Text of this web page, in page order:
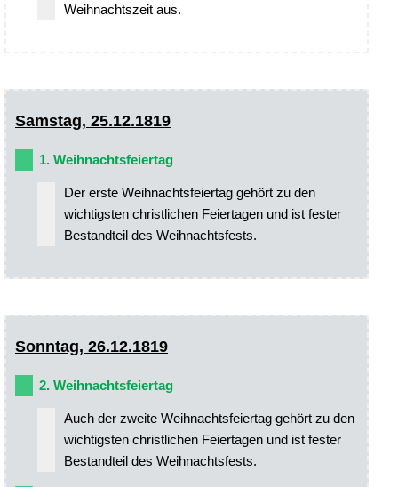
Weihnachtszeit aus.
Samstag, 25.12.1819
1. Weihnachtsfeiertag
Der erste Weihnachtsfeiertag gehört zu den
wichtigsten christlichen Feiertagen und ist fester
Bestandteil des Weihnachtsfests.
Sonntag, 26.12.1819
2. Weihnachtsfeiertag
Auch der zweite Weihnachtsfeiertag gehört zu den
wichtigsten christlichen Feiertagen und ist fester
Bestandteil des Weihnachtsfests.